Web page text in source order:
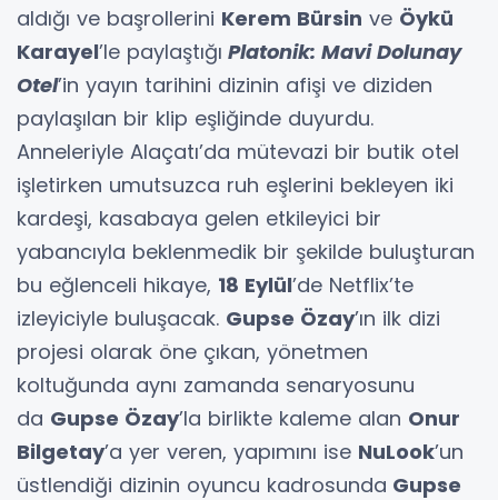
aldığı ve başrollerini Kerem Bürsin ve Öykü
Karayel’le paylaştığı Platonik: Mavi Dolunay
Otel’in yayın tarihini dizinin afişi ve diziden
paylaşılan bir klip eşliğinde duyurdu.
Anneleriyle Alaçatı’da mütevazi bir butik otel
işletirken umutsuzca ruh eşlerini bekleyen iki
kardeşi, kasabaya gelen etkileyici bir
yabancıyla beklenmedik bir şekilde buluşturan
bu eğlenceli hikaye, 18 Eylül’de Netflix’te
izleyiciyle buluşacak. Gupse Özay’ın ilk dizi
projesi olarak öne çıkan, yönetmen
koltuğunda aynı zamanda senaryosunu
da Gupse Özay’la birlikte kaleme alan Onur
Bilgetay’a yer veren, yapımını ise NuLook’un
üstlendiği dizinin oyuncu kadrosunda Gupse